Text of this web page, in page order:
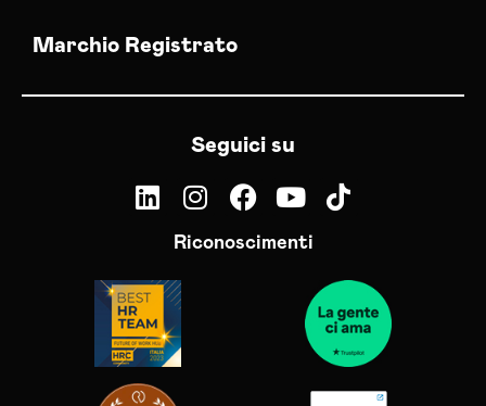
Marchio Registrato
Seguici su
Riconoscimenti